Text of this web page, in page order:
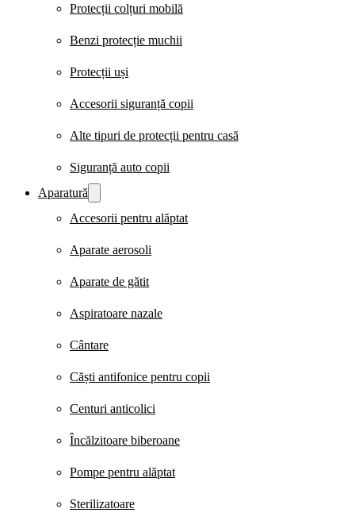
Protecții colțuri mobilă
Benzi protecție muchii
Protecții uși
Accesorii siguranță copii
Alte tipuri de protecții pentru casă
Siguranță auto copii
Aparatură
Accesorii pentru alăptat
Aparate aerosoli
Aparate de gătit
Aspiratoare nazale
Cântare
Căști antifonice pentru copii
Centuri anticolici
Încălzitoare biberoane
Pompe pentru alăptat
Sterilizatoare